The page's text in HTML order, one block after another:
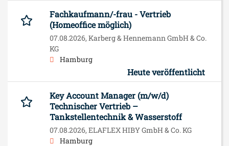
Fachkaufmann/-frau - Vertrieb
(Homeoffice möglich)
07.08.2026, Karberg & Hennemann GmbH & Co.
KG
Hamburg
Heute veröffentlicht
Key Account Manager (m/w/d)
Technischer Vertrieb –
Tankstellentechnik & Wasserstoff
07.08.2026, ELAFLEX HIBY GmbH & Co. KG
Hamburg